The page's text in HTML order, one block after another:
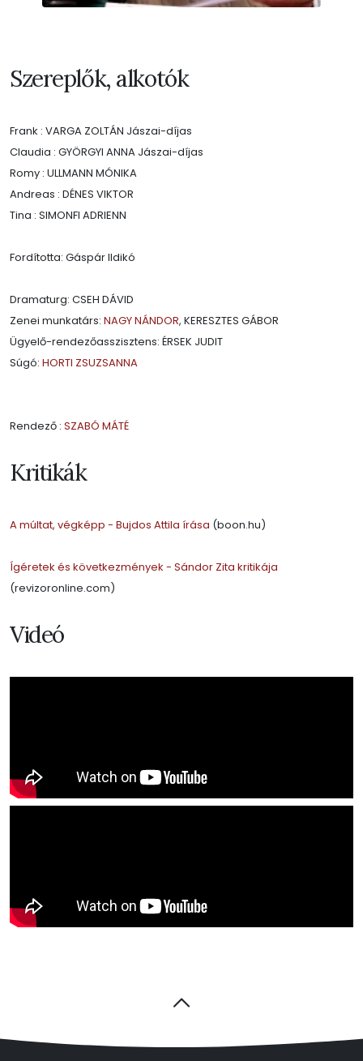
Szereplők, alkotók
Frank : VARGA ZOLTÁN Jászai-díjas
Claudia : GYÖRGYI ANNA Jászai-díjas
Romy : ULLMANN MÓNIKA
Andreas : DÉNES VIKTOR
Tina : SIMONFI ADRIENN
Fordította: Gáspár Ildikó
Dramaturg: CSEH DÁVID
Zenei munkatárs: NAGY NÁNDOR, KERESZTES GÁBOR
Ügyelő-rendezőasszisztens: ÉRSEK JUDIT
Súgó: HORTI ZSUZSANNA
Rendező : SZABÓ MÁTÉ
Kritikák
A múltat, végképp - Bujdos Attila írása (boon.hu)
Ígéretek és következmények - Sándor Zita kritikája
(revizoronline.com)
Videó